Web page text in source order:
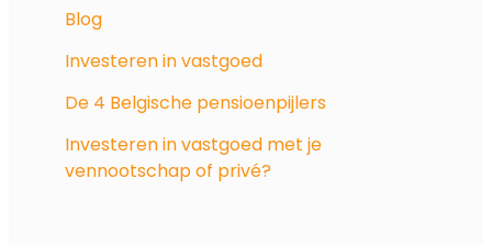
Blog
Investeren in vastgoed
De 4 Belgische pensioenpijlers
Investeren in vastgoed met je
vennootschap of privé?